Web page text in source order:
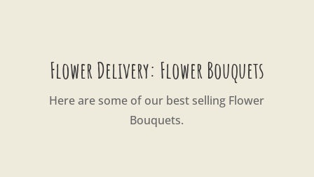
Flower Delivery: Flower Bouquets
Here are some of our best selling Flower
Bouquets.